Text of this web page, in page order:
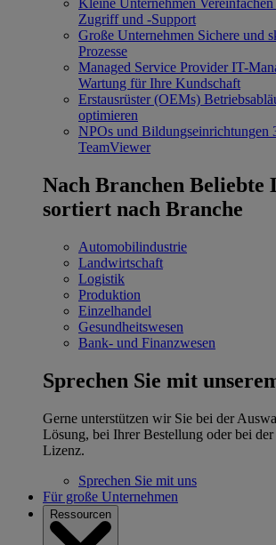
Kleine Unternehmen
Zugriff und -Support
Große Unternehmen Sichere und
Prozesse
Managed Service Provider IT-
Wartung für Ihre Kundschaft
Erstausrüster (OEMs)
optimieren
NPOs und Bildungseinrichtungen
TeamViewer
Nach Branchen Beliebte
sortiert nach Branche
Automobilindustrie
Landwirtschaft
Logistik
Produktion
Einzelhandel
Gesundheitswesen
Bank- und Finanzwesen
Sprechen Sie mit
Gerne unterstützen wir Sie bei der
Lösung, bei Ihrer Bestellung oder bei
Lizenz.
Sprechen Sie mit uns
Für große Unternehmen
Ressourcen